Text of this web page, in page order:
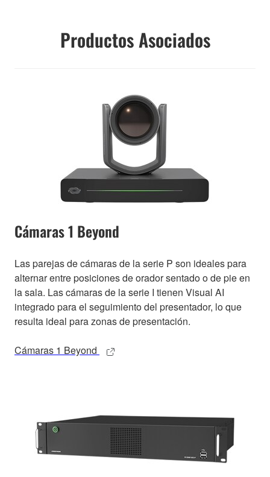
Productos Asociados
Cámaras 1 Beyond
Las parejas de cámaras de la serie P son ideales para
alternar entre posiciones de orador sentado o de pie en
la sala. Las cámaras de la serie I tienen Visual AI
integrado para el seguimiento del presentador, lo que
resulta ideal para zonas de presentación.
Cámaras 1 Beyond